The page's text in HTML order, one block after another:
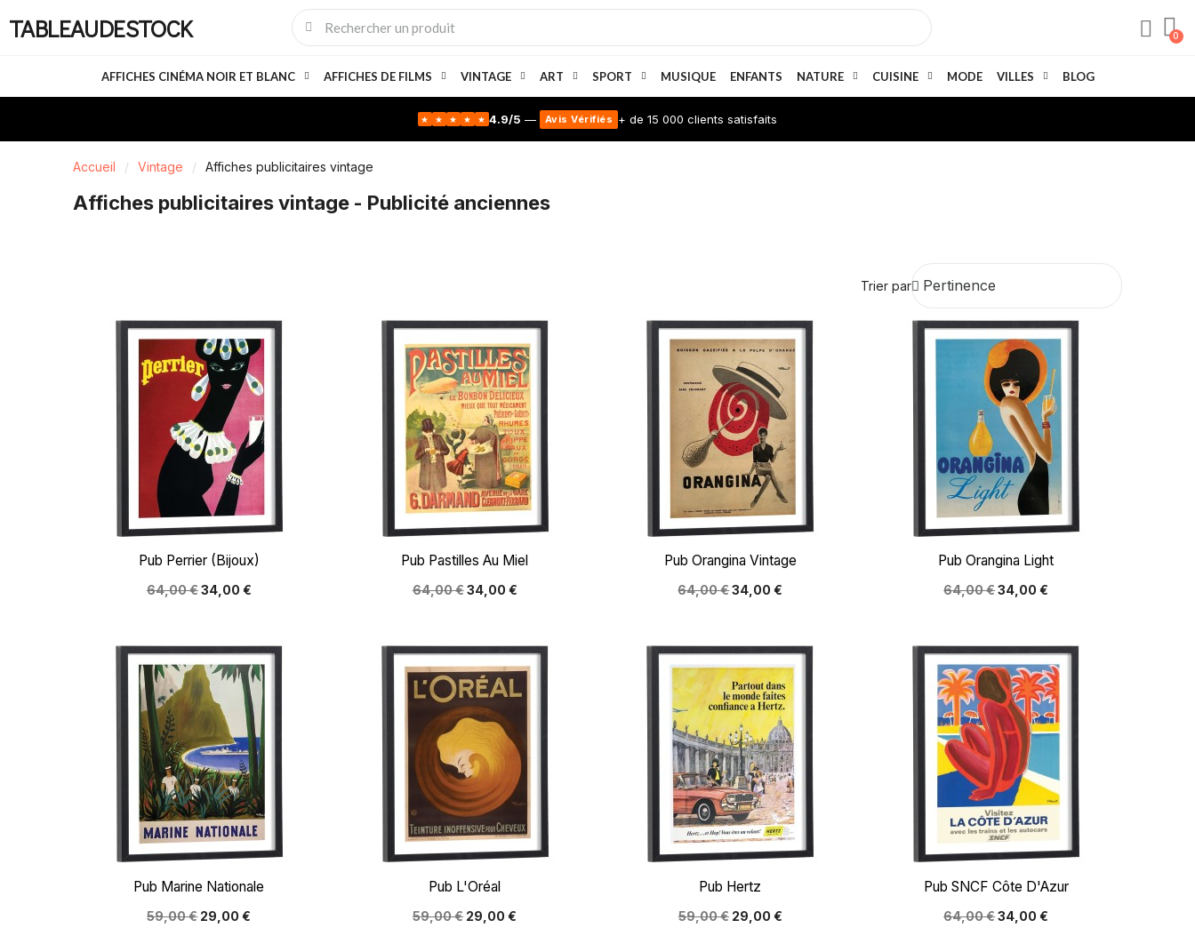
TABLEAUDESTOCK
AFFICHES CINÉMA NOIR ET BLANC AFFICHES DE FILMS VINTAGE ART SPORT MUSIQUE ENFANTS NATURE CUISINE MODE VILLES BLOG
★ ★ ★ ★ ★ 4.9/5 — Avis Vérifiés + de 15 000 clients satisfaits
Accueil Vintage Affiches publicitaires vintage
Affiches publicitaires vintage - Publicité anciennes
Trier par
Aperçu rapide
Pub Perrier (Bijoux)
64,00 €34,00 €
 Aperçu rapide
Pub Pastilles Au Miel
64,00 €34,00 €
 Aperçu rapide
Pub Orangina Vintage
64,00 €34,00 €
Aperçu rapide
Pub Orangina Light
64,00 €34,00 €
 Aperçu rapide
Pub Marine Nationale
59,00 € 29,00 €
Aperçu rapide
Pub L'Oréal
59,00 € 29,00 €
Aperçu rapide
Pub Hertz
59,00 € 29,00 €
Aperçu rapide
Pub SNCF Côte D'Azur
64,00 €34,00 €